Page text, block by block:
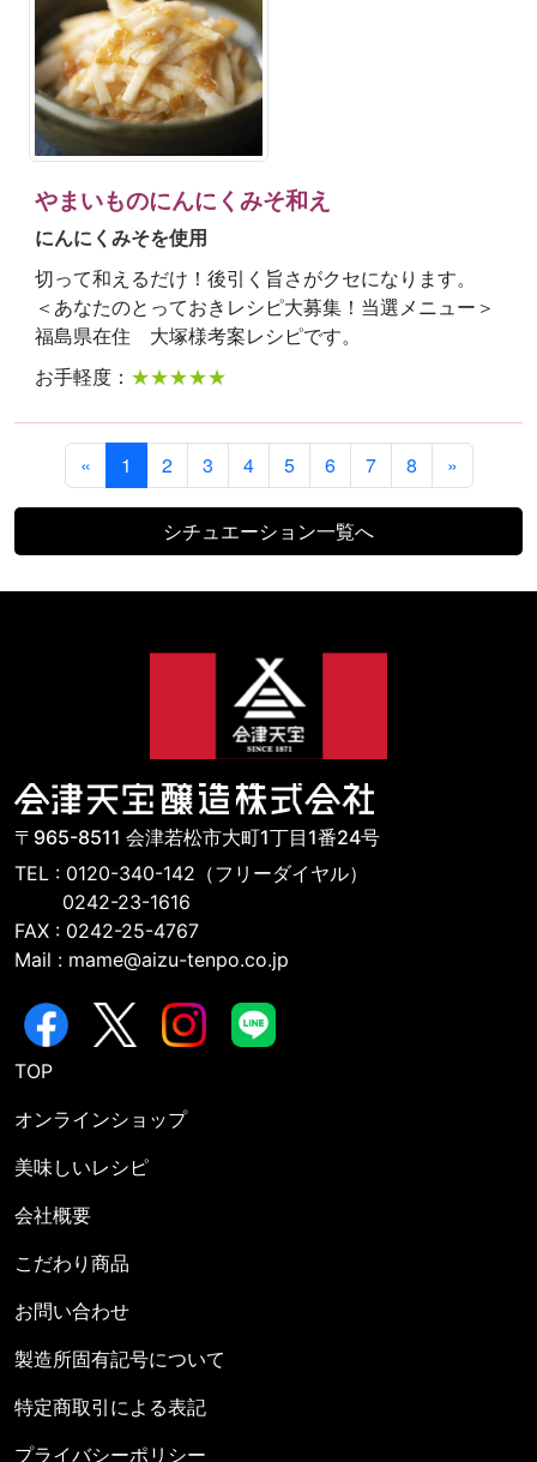
やまいものにんにくみそ和え
にんにくみそを使用
切って和えるだけ！後引く旨さがクセになります。
＜あなたのとっておきレシピ大募集！当選メニュー＞
福島県在住 大塚様考案レシピです。
お手軽度： ★★★★★
« 1 2 3 4 5 6 7 8 »
シチュエーション一覧へ
〒965-8511 会津若松市大町1丁目1番24号
TEL : 0120-340-142（フリーダイヤル）
0242-23-1616
FAX : 0242-25-4767
Mail : mame@aizu-tenpo.co.jp
TOP
オンラインショップ
美味しいレシピ
会社概要
こだわり商品
お問い合わせ
製造所固有記号について
特定商取引による表記
プライバシーポリシー